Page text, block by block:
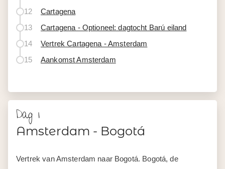
12
Cartagena
13
Cartagena - Optioneel: dagtocht Barú eiland
14
Vertrek Cartagena - Amsterdam
15
Aankomst Amsterdam
Dag 1
Amsterdam - Bogotá
Vertrek van Amsterdam naar Bogotá. Bogotá, de